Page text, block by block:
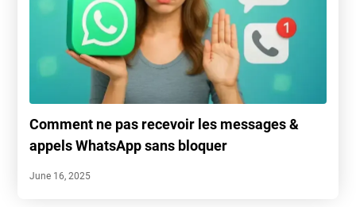
Comment ne pas recevoir les messages &
appels WhatsApp sans bloquer
June 16, 2025